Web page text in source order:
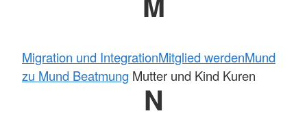
Migration und IntegrationMitglied werdenMund
zu Mund Beatmung Mutter und Kind Kuren
N